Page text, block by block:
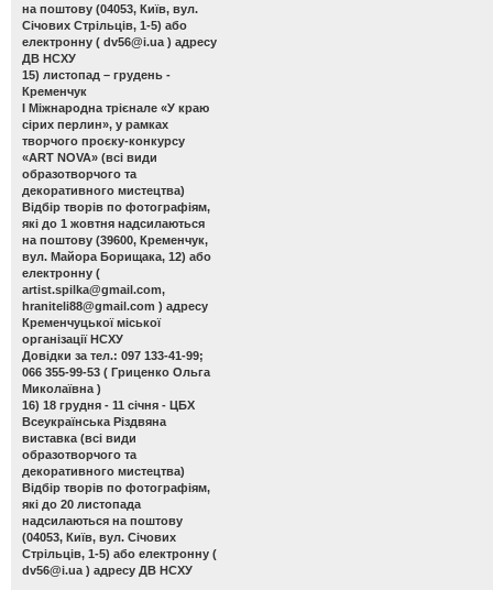
на поштову (04053, Київ, вул.
Січових Стрільців, 1-5) або
електронну ( dv56@i.ua ) адресу
ДВ НСХУ
15) листопад – грудень -
Кременчук
І Міжнародна трієнале «У краю
сірих перлин», у рамках
творчого проєку-конкурсу
«ART NOVA» (всі види
образотворчого та
декоративного мистецтва)
Відбір творів по фотографіям,
які до 1 жовтня надсилаються
на поштову (39600, Кременчук,
вул. Майора Борищака, 12) або
електронну (
artist.spilka@gmail.com,
hraniteli88@gmail.com ) адресу
Кременчуцької міської
організації НСХУ
Довідки за тел.: 097 133-41-99;
066 355-99-53 ( Гриценко Ольга
Миколаївна )
16) 18 грудня - 11 січня - ЦБХ
Всеукраїнська Різдвяна
виставка (всі види
образотворчого та
декоративного мистецтва)
Відбір творів по фотографіям,
які до 20 листопада
надсилаються на поштову
(04053, Київ, вул. Січових
Стрільців, 1-5) або електронну (
dv56@i.ua ) адресу ДВ НСХУ